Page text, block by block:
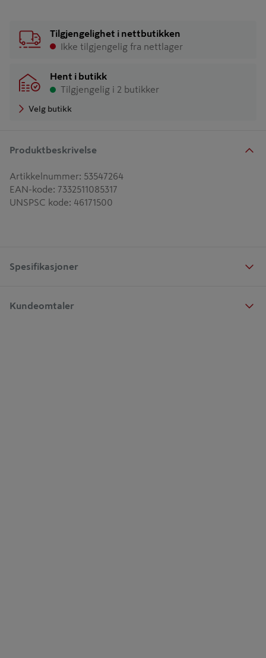
Tilgjengelighet i nettbutikken
Ikke tilgjengelig fra nettlager
Hent i butikk
Tilgjengelig i 2 butikker
Velg butikk
Produktbeskrivelse
Artikkelnummer: 53547264
EAN-kode: 7332511085317
UNSPSC kode: 46171500
Spesifikasjoner
Kundeomtaler